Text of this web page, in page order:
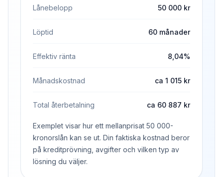
Lånebelopp 50 000 kr
Löptid 60 månader
Effektiv ränta 8,04%
Månadskostnad ca 1 015 kr
Total återbetalning ca 60 887 kr
Exemplet visar hur ett mellanprisat 50 000-
kronorslån kan se ut. Din faktiska kostnad beror
på kreditprövning, avgifter och vilken typ av
lösning du väljer.